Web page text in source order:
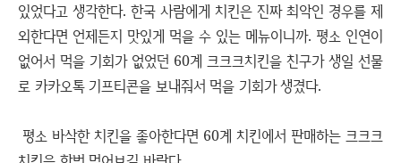
있었다고 생각한다. 한국 사람에게 치킨은 진짜 최악인 경우를 제
외한다면 언제든지 맛있게 먹을 수 있는 메뉴이니까. 평소 인연이
없어서 먹을 기회가 없었던 60계 크크크치킨을 친구가 생일 선물
로 카카오톡 기프티콘을 보내줘서 먹을 기회가 생겼다.
평소 바삭한 치킨을 좋아한다면 60계 치킨에서 판매하는 크크크